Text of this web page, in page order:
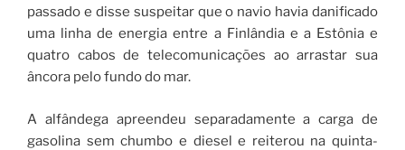
passado e disse suspeitar que o navio havia danificado
uma linha de energia entre a Finlândia e a Estônia e
quatro cabos de telecomunicações ao arrastar sua
âncora pelo fundo do mar.
A alfândega apreendeu separadamente a carga de
gasolina sem chumbo e diesel e reiterou na quinta-